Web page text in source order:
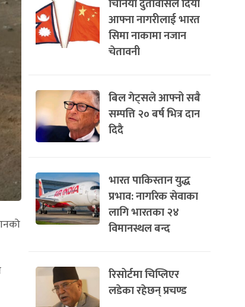
चिनिया दुतावासले दियो
आफ्ना नागरीलाई भारत
सिमा नाकामा नजान
चेतावनी
बिल गेट्सले आफ्नो सबै
सम्पत्ति २० बर्ष भित्र दान
दिदै
भारत पाकिस्तान युद्ध
प्रभाव: नागरिक सेवाका
लागि भारतका २४
विमानस्थल बन्द
रिसोर्टमा चिप्लिएर
लडेका रहेछन् प्रचण्ड